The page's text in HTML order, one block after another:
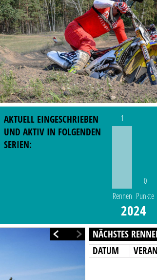
AKTUELL EINGESCHRIEBEN
UND AKTIV IN FOLGENDEN
SERIEN:
1
Rennen
0
Punkte
2024
NÄCHSTES
DATUM